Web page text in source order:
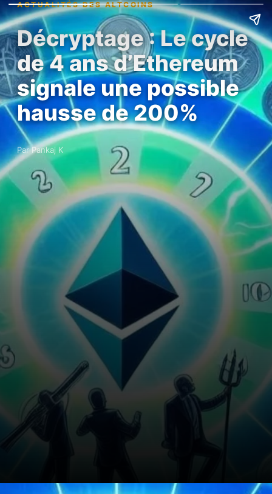
ACTUALITÉS DES ALTCOINS
Décryptage : Le cycle
de 4 ans d’Ethereum
signale une possible
hausse de 200%
Par Pankaj K